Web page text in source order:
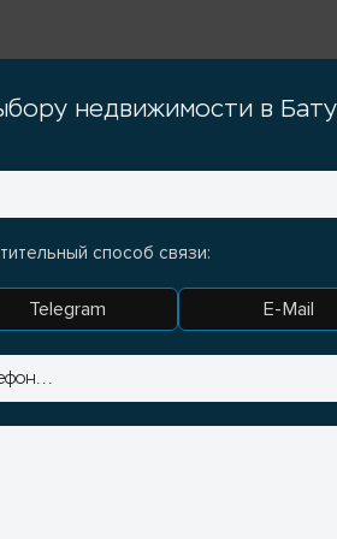
недвижимости в
способ связи:
Telegram E-Mail